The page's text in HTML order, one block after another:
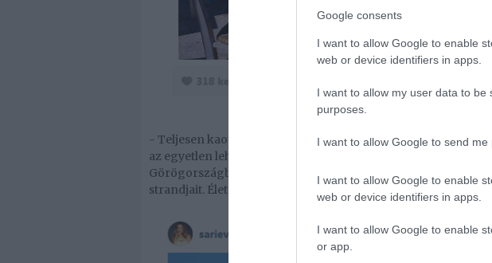
Google consents
I want to allow Google to enable
web or device identifiers in apps.
I want to allow my user data to
purposes.
I want to allow Google to send me
I want to allow Google to enable
web or device identifiers in apps.
I want to allow Google to enable
or app.
- Teljesen kaotikus az életem a színház miatt, mert rengeteg
az egyetlen lehetőségünk, hogy elmenjünk együtt nyaralni.
Görögországban. Autót béreltünk, és felfedeztük a sziget
strandjait. Életem legcsodálatosabb nyaralása volt! - mesélte a